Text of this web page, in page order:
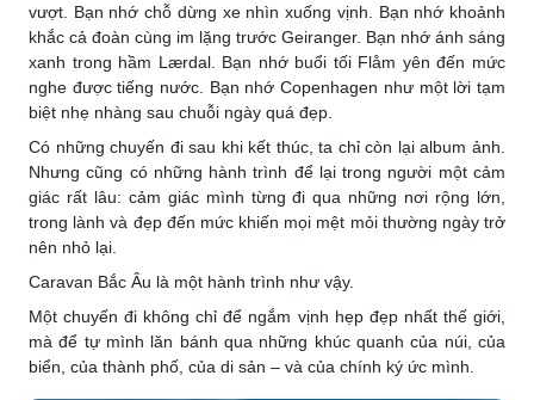
vượt. Bạn nhớ chỗ dừng xe nhìn xuống vịnh. Bạn nhớ khoảnh
khắc cả đoàn cùng im lặng trước Geiranger. Bạn nhớ ánh sáng
xanh trong hầm Lærdal. Bạn nhớ buổi tối Flåm yên đến mức
nghe được tiếng nước. Bạn nhớ Copenhagen như một lời tạm
biệt nhẹ nhàng sau chuỗi ngày quá đẹp.
Có những chuyến đi sau khi kết thúc, ta chỉ còn lại album ảnh.
Nhưng cũng có những hành trình để lại trong người một cảm
giác rất lâu: cảm giác mình từng đi qua những nơi rộng lớn,
trong lành và đẹp đến mức khiến mọi mệt mỏi thường ngày trở
nên nhỏ lại.
Caravan Bắc Âu là một hành trình như vậy.
Một chuyến đi không chỉ để ngắm vịnh hẹp đẹp nhất thế giới,
mà để tự mình lăn bánh qua những khúc quanh của núi, của
biển, của thành phố, của di sản – và của chính ký ức mình.